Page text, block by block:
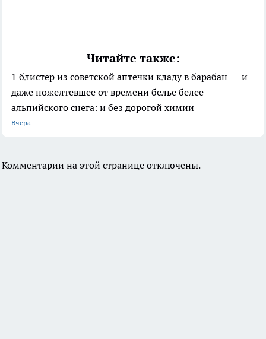
Читайте также:
1 блистер из советской аптечки кладу в барабан — и
даже пожелтевшее от времени белье белее
альпийского снега: и без дорогой химии
Вчера
Комментарии на этой странице отключены.